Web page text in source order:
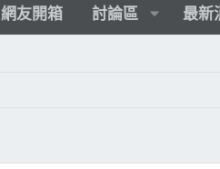
網友開箱 討論區 最新